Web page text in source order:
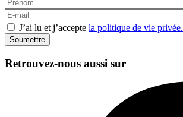
J’ai lu et j’accepte la politique de vie privée.
Retrouvez-nous aussi sur